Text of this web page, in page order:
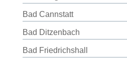
Bad Cannstatt
Bad Ditzenbach
Bad Friedrichshall